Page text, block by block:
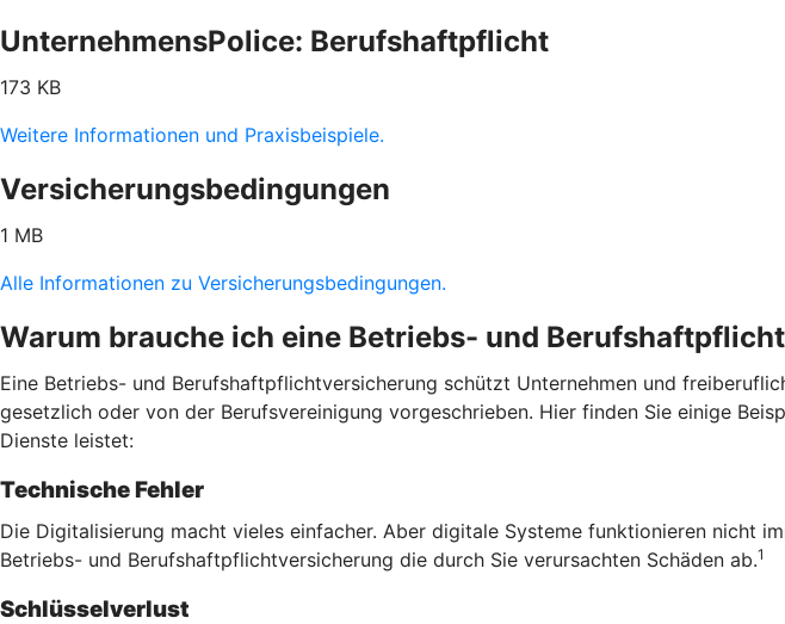
UnternehmensPolice: Berufshaftpflicht
173 KB
Weitere Informationen und Praxisbeispiele.
Versicherungsbedingungen
1 MB
Alle Informationen zu Versicherungsbedingungen.
Warum brauche ich eine Betriebs- und
Eine Betriebs- und Berufshaftpflichtversicherung schützt Unternehmen und
gesetzlich oder von der Berufsvereinigung vorgeschrieben. Hier finden Sie einige
Dienste leistet:
Technische Fehler
Die Digitalisierung macht vieles einfacher. Aber digitale Systeme funktionieren nicht
Betriebs- und Berufshaftpflichtversicherung die durch Sie verursachten Schäden ab.1
Schlüsselverlust